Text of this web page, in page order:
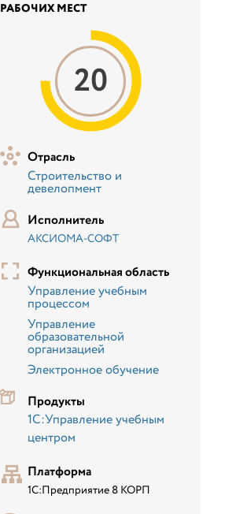
РАБОЧИХ МЕСТ
20
Отрасль
Строительство и
девелопмент
Исполнитель
АКСИОМА-СОФТ
Функциональная область
Управление учебным
процессом
Управление
образовательной
организацией
Электронное обучение
Продукты
1С:Управление учебным
центром
Платформа
1С:Предприятие 8 КОРП